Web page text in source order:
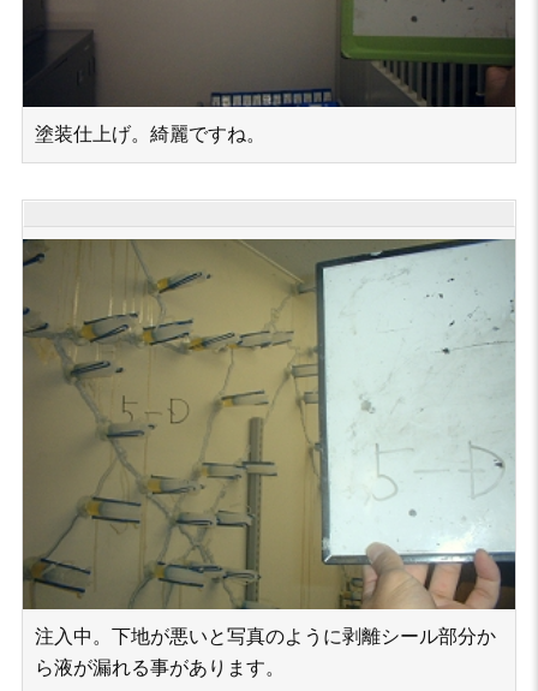
塗装仕上げ。綺麗ですね。
注入中。下地が悪いと写真のように剥離シール部分か
ら液が漏れる事があります。